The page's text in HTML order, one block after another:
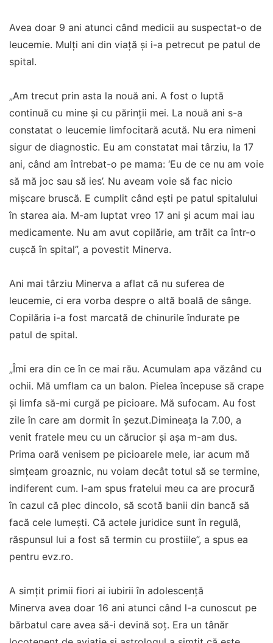
Avea doar 9 ani atunci când medicii au suspectat-o de
leucemie. Mulți ani din viață și i-a petrecut pe patul de
spital.
„Am trecut prin asta la nouă ani. A fost o luptă
continuă cu mine şi cu părinţii mei. La nouă ani s-a
constatat o leucemie limfocitară acută. Nu era nimeni
sigur de diagnostic. Eu am constatat mai târziu, la 17
ani, când am întrebat-o pe mama: ‘Eu de ce nu am voie
să mă joc sau să ies’. Nu aveam voie să fac nicio
mişcare bruscă. E cumplit când eşti pe patul spitalului
în starea aia. M-am luptat vreo 17 ani şi acum mai iau
medicamente. Nu am avut copilărie, am trăit ca într-o
cuşcă în spital”, a povestit Minerva.
Ani mai târziu Minerva a aflat că nu suferea de
leucemie, ci era vorba despre o altă boală de sânge.
Copilăria i-a fost marcată de chinurile îndurate pe
patul de spital.
„Îmi era din ce în ce mai rău. Acumulam apa văzând cu
ochii. Mă umflam ca un balon. Pielea începuse să crape
și limfa să-mi curgă pe picioare. Mă sufocam. Au fost
zile în care am dormit în șezut.Dimineața la 7.00, a
venit fratele meu cu un cărucior și așa m-am dus.
Prima oară venisem pe picioarele mele, iar acum mă
simțeam groaznic, nu voiam decât totul să se termine,
indiferent cum. I-am spus fratelui meu ca are procură
în cazul că plec dincolo, să scotă banii din bancă să
facă cele lumești. Că actele juridice sunt în regulă,
răspunsul lui a fost să termin cu prostiile”, a spus ea
pentru evz.ro.
A simțit primii fiori ai iubirii în adolescență
Minerva avea doar 16 ani atunci când l-a cunoscut pe
bărbatul care avea să-i devină soț. Era un tânăr